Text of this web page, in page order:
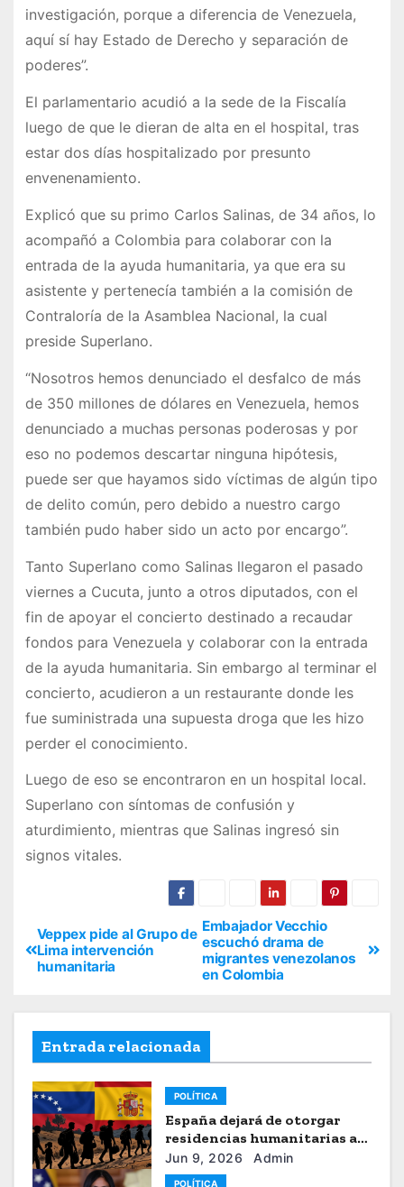
investigación, porque a diferencia de Venezuela,
aquí sí hay Estado de Derecho y separación de
poderes”.
El parlamentario acudió a la sede de la Fiscalía
luego de que le dieran de alta en el hospital, tras
estar dos días hospitalizado por presunto
envenenamiento.
Explicó que su primo Carlos Salinas, de 34 años, lo
acompañó a Colombia para colaborar con la
entrada de la ayuda humanitaria, ya que era su
asistente y pertenecía también a la comisión de
Contraloría de la Asamblea Nacional, la cual
preside Superlano.
“Nosotros hemos denunciado el desfalco de más
de 350 millones de dólares en Venezuela, hemos
denunciado a muchas personas poderosas y por
eso no podemos descartar ninguna hipótesis,
puede ser que hayamos sido víctimas de algún tipo
de delito común, pero debido a nuestro cargo
también pudo haber sido un acto por encargo”.
Tanto Superlano como Salinas llegaron el pasado
viernes a Cucuta, junto a otros diputados, con el
fin de apoyar el concierto destinado a recaudar
fondos para Venezuela y colaborar con la entrada
de la ayuda humanitaria. Sin embargo al terminar el
concierto, acudieron a un restaurante donde les
fue suministrada una supuesta droga que les hizo
perder el conocimiento.
Luego de eso se encontraron en un hospital local.
Superlano con síntomas de confusión y
aturdimiento, mientras que Salinas ingresó sin
signos vitales.
Embajador Vecchio
escuchó drama de
migrantes venezolanos
en Colombia
Veppex pide al Grupo de
Lima intervención
humanitaria
Entrada relacionada
POLÍTICA
España dejará de otorgar
residencias humanitarias a
venezolanos
Jun 9, 2026 Admin
POLÍTICA